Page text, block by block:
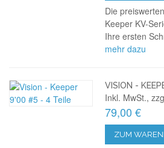
Die
Keeper KV-
Ihre ersten
mehr dazu
VISION -
Inkl. MwSt.,
79,00 €
ZUM